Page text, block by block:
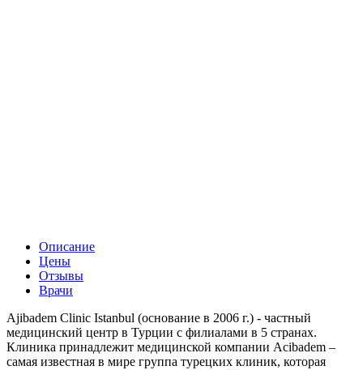
Описание
Цены
Отзывы
Врачи
Ajibadem Clinic Istanbul (основание в 2006 г.) - частный
медицинский центр в Турции с филиалами в 5 странах.
Клиника принадлежит медицинской компании Acibadem –
самая известная в мире группа турецких клиник, которая